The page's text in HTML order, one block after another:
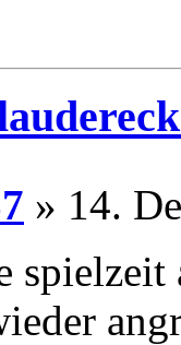
» 14.
spielzeit